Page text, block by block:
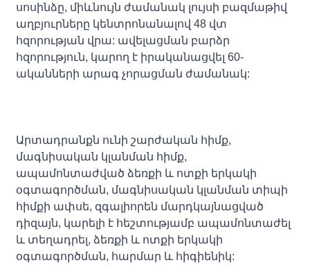
սոսինձը, միևնույն ժամանակ լույսի բազմաթիվ
աղբյուրները կենտրոնանալով 48 վտ
հզորության վրա: ավելացման բարձր
հզորություն, կարող է իրականացվել 60-
ականների արագ չորացման ժամանակ:
Արտադրանքն ունի շարժական հիմք,
մագնիսական կլանման հիմք,
ապամոնտաժված ձեռքի և ոտքի երկակի
օգտագործման, մագնիսական կլանման տիպի
հիմքի ափսե, զգալիորեն մարդկայնացված
դիզայն, կարելի է հեշտությամբ ապամոնտաժել
և տեղադրել, ձեռքի և ոտքի երկակի
օգտագործման, հարմար և հիգիենիկ: